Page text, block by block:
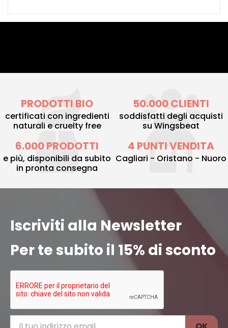
PRODOTTI BIO
certificati con ingredienti
naturali e cruelty free
50.000 CLIENTI
soddisfatti degli acquisti
su Wingsbeat
6.000 PRODOTTI
e più, disponibili da subito
in pronta consegna
4 PUNTI VENDITA
Cagliari - Oristano - Nuoro
Iscriviti alla Newsletter
Per te subito il 15% di sconto